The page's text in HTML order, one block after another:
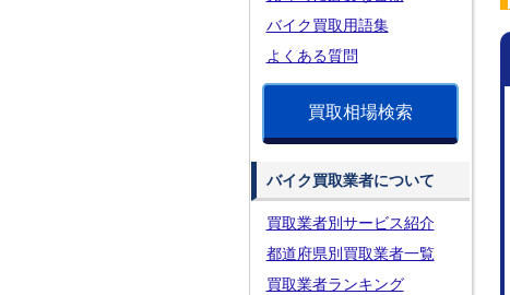
バイク買取用語集
よくある質問
買取相場検索
バイク買取業者について
買取業者別サービス紹介
都道府県別買取業者一覧
買取業者ランキング